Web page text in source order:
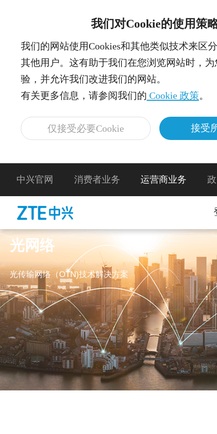
我们对Cookie的使用策
我们的网站使用Cookies和其他类似技术来区
其他用户。这有助于我们在您浏览网站时，
验，并允许我们改进我们的网站。
有关更多信息，请参阅我们的 Cookie 政策。
仅接受必要Cookie 接受
中兴官网 消费者业务 运营商业务
光网络
光传输网络（OTN)技术解决方案